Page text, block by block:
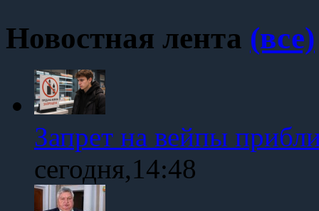
Новостная лента (все)
Запрет на вейпы
сегодня,14:48